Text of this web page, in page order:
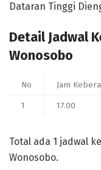
Dataran Tinggi
Detail Jadwal
Wonosobo
No Jam
1
17.00
Total ada 1 jadwal
Wonosobo.